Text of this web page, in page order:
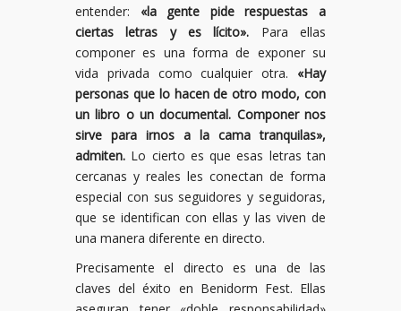
entender: «la gente pide respuestas a
ciertas letras y es lícito». Para ellas
componer es una forma de exponer su
vida privada como cualquier otra. «Hay
personas que lo hacen de otro modo, con
un libro o un documental. Componer nos
sirve para irnos a la cama tranquilas»,
admiten. Lo cierto es que esas letras tan
cercanas y reales les conectan de forma
especial con sus seguidores y seguidoras,
que se identifican con ellas y las viven de
una manera diferente en directo.
Precisamente el directo es una de las
claves del éxito en Benidorm Fest. Ellas